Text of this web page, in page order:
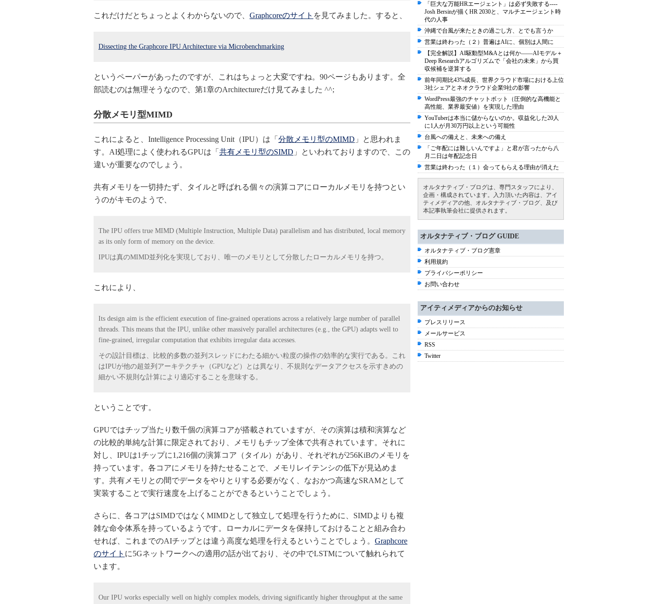
これだけだとちょっとよくわからないので、 Graphcoreのサイト を見てみました。すると、
Dissecting the Graphcore IPU Architecture via Microbenchmarking
というペーパーがあったのですが、これはちょっと大変ですね。90ページもあります。全
部読むのは無理そうなので、第1章のArchitectureだけ見てみました ^^;
分散メモリ型MIMD
これによると、Intelligence Processing Unit（IPU）は「 分散メモリ型のMIMD 」と思われま
す。AI処理によく使われるGPUは「 共有メモリ型のSIMD 」といわれておりますので、この
違いが重要なのでしょう。
共有メモリを一切持たず、タイルと呼ばれる個々の演算コアにローカルメモリを持つとい
うのがキモのようで、
The IPU offers true MIMD (Multiple Instruction, Multiple Data) parallelism and has distributed, local memory
as its only form of memory on the device.
IPUは真のMIMD並列化を実現しており、唯一のメモリとして分散したローカルメモリを持つ。
これにより、
Its design aim is the efficient execution of fine-grained operations across a relatively large number of parallel
threads. This means that the IPU, unlike other massively parallel architectures (e.g., the GPU) adapts well to
fine-grained, irregular computation that exhibits irregular data accesses.
その設計目標は、比較的多数の並列スレッドにわたる細かい粒度の操作の効率的な実行である。これ
はIPUが他の超並列アーキテクチャ（GPUなど）とは異なり、不規則なデータアクセスを示すきめの
細かい不規則な計算により適応することを意味する。
ということです。
GPUではチップ当たり数千個の演算コアが搭載されていますが、その演算は積和演算など
の比較的単純な計算に限定されており、メモリもチップ全体で共有されています。それに
対し、IPUは1チップに1,216個の演算コア（タイル）があり、それぞれが256KiBのメモリを
持っています。各コアにメモリを持たせることで、メモリレイテンシの低下が見込めま
す。共有メモリとの間でデータをやりとりする必要がなく、なおかつ高速なSRAMとして
実装することで実行速度を上げることができるということでしょう。
さらに、各コアはSIMDではなくMIMDとして独立して処理を行うために、SIMDよりも複
雑な命令体系を持っているようです。ローカルにデータを保持しておけることと組み合わ
せれば、これまでのAIチップとは違う高度な処理を行えるということでしょう。 Graphcore
のサイト に5Gネットワークへの適用の話が出ており、その中でLSTMについて触れられて
います。
Our IPU works especially well on highly complex models, driving significantly higher throughput at the same
「巨大な万能HRエージェント」は必ず失敗する----
Josh Bersinが描くHR 2030と、マルチエージェント時
代の人事
沖縄で台風が来たときの過ごし方、とでも言うか
営業は終わった（２）普遍はAIに、個別は人間に
【完全解説】AI駆動型M&Aとは何か――AIモデル＋
Deep Researchアルゴリズムで「会社の未来」から買
収候補を逆算する
前年同期比43%成長、世界クラウド市場における上位
3社シェアとネオクラウド企業9社の影響
WordPress最強のチャットボット（圧倒的な高機能と
高性能、業界最安値）を実現した理由
YouTuberは本当に儲からないのか。収益化した20人
に1人が月30万円以上という可能性
台風への備えと、未来への備え
「ご年配には難しいんですよ」と君が言ったから八
月二日は年配記念日
営業は終わった（１）会ってもらえる理由が消えた
オルタナティブ・ブログは、専門スタッフにより、
企画・構成されています。入力頂いた内容は、アイ
ティメディアの他、オルタナティブ・ブログ、及び
本記事執筆会社に提供されます。
オルタナティブ・ブログ GUIDE
オルタナティブ・ブログ憲章
利用規約
プライバシーポリシー
お問い合わせ
アイティメディアからのお知らせ
プレスリリース
メールサービス
RSS
Twitter